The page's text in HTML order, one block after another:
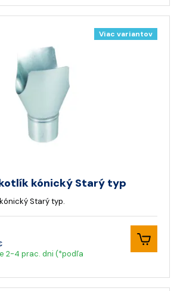
Viac variantov
kónický Starý typ
Starý typ.
2-4 prac. dni (*podľa